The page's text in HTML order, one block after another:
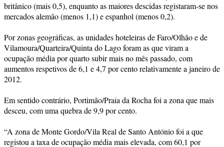
britânico (mais 0,5), enquanto as maiores descidas registaram-se nos
mercados alemão (menos 1,1) e espanhol (menos 0,2).
Por zonas geográficas, as unidades hoteleiras de Faro/Olhão e de
Vilamoura/Quarteira/Quinta do Lago foram as que viram a
ocupação média por quarto subir mais no mês passado, com
aumentos respetivos de 6,1 e 4,7 por cento relativamente a janeiro de
2012.
Em sentido contrário, Portimão/Praia da Rocha foi a zona que mais
desceu, com uma quebra de 9,9 por cento.
“A zona de Monte Gordo/Vila Real de Santo António foi a que
registou a taxa de ocupação média mais elevada, com 60,1 por